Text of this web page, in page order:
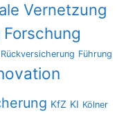
Vernetzung
Forschung
Führung
KfZ KI Kölner